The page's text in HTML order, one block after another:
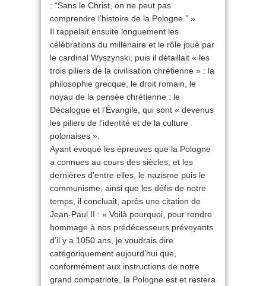
: “Sans le Christ, on ne peut pas
comprendre l’histoire de la Pologne.” »
Il rappelait ensuite longuement les
célébrations du millénaire et le rôle joué par
le cardinal Wyszynski, puis il détaillait « les
trois piliers de la civilisation chrétienne » : la
philosophie grecque, le droit romain, le
noyau de la pensée chrétienne : le
Décalogue et l’Évangile, qui sont « devenus
les piliers de l’identité et de la culture
polonaises ».
Ayant évoqué les épreuves que la Pologne
a connues au cours des siècles, et les
dernières d’entre elles, le nazisme puis le
communisme, ainsi que les défis de notre
temps, il concluait, après une citation de
Jean-Paul II : « Voilà pourquoi, pour rendre
hommage à nos prédécesseurs prévoyants
d’il y a 1050 ans, je voudrais dire
catégoriquement aujourd’hui que,
conformément aux instructions de notre
grand compatriote, la Pologne est et restera